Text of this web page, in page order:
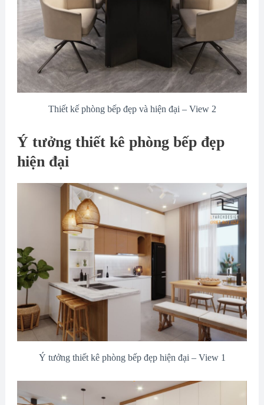
Thiết kế phòng bếp đẹp và hiện đại – View 2
Ý tưởng thiết kê phòng bếp đẹp
hiện đại
Ý tưởng thiết kê phòng bếp đẹp hiện đại – View 1